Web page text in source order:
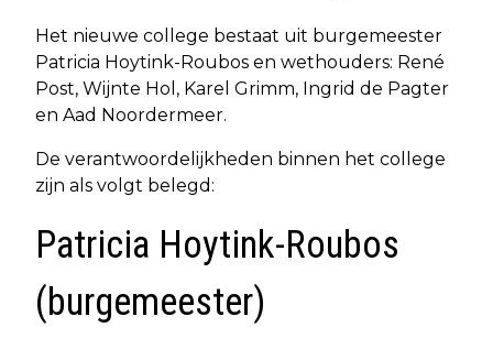
Het nieuwe college bestaat uit burgemeester
Patricia Hoytink-Roubos en wethouders: René
Post, Wijnte Hol, Karel Grimm, Ingrid de Pagter
en Aad Noordermeer.
De verantwoordelijkheden binnen het college
zijn als volgt belegd:
Patricia Hoytink-Roubos
(burgemeester)